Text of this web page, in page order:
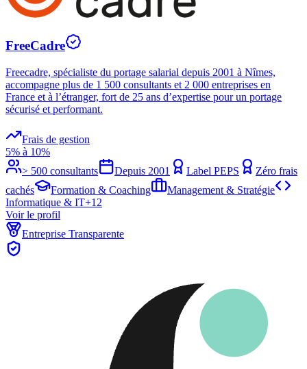
FreeCadre
Freecadre, spécialiste du portage salarial depuis 2001 à Nîmes,
accompagne plus de 1 500 consultants et 2 000 entreprises en
France et à l’étranger, fort de 25 ans d’expertise pour un portage
sécurisé et performant.
Frais de gestion
5% à 10%
> 500 consultants
Depuis 2001 Label PEPS
Zéro frais
cachés
Formation & Coaching
Management & Stratégie
Informatique & IT+12
Voir le profil
Entreprise Transparente